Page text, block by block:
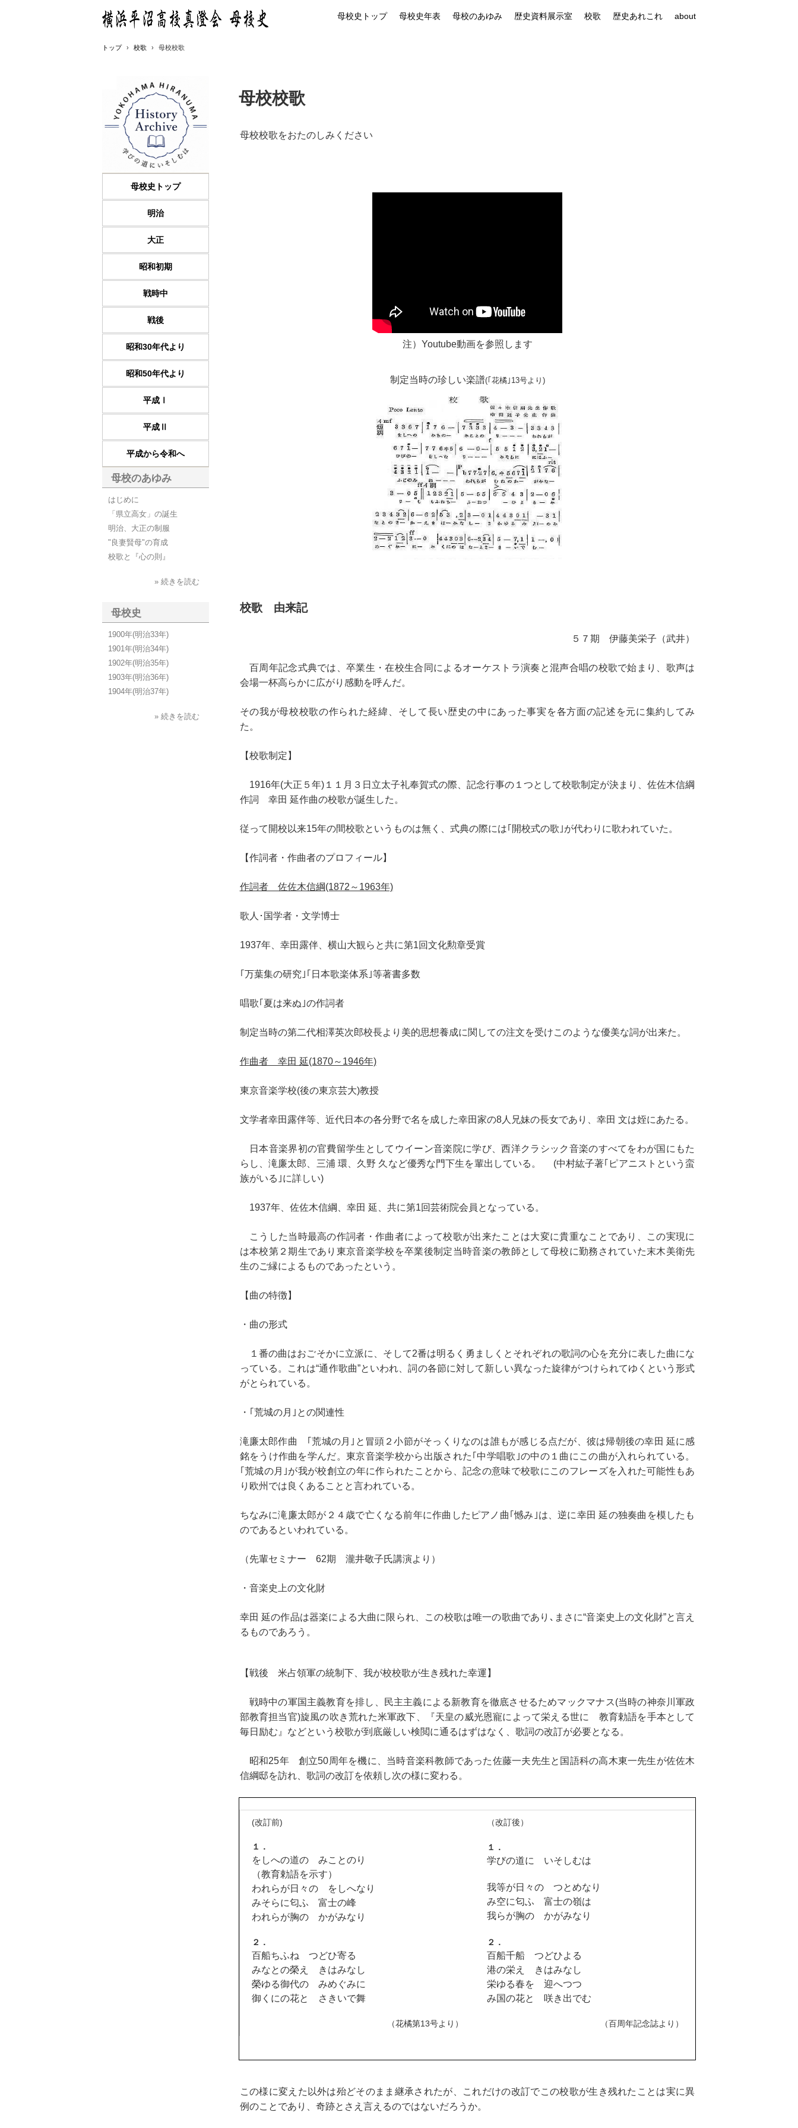
母校史トップ 母校史年表 母校のあゆみ 歴史資料展示室 校歌 歴史あれこれ about
トップ › 校歌 › 母校校歌
母校校歌
母校校歌をおたのしみください
注）Youtube動画を参照します
制定当時の珍しい楽譜(｢花橘｣ 13号より )
校歌 由来記
５７期 伊藤美栄子（武井）
百周年記念式典では、卒業生・在校生合同によるオーケストラ演奏と混声合唱の校歌で始まり、歌声は
会場一杯高らかに広がり感動を呼んだ。
その我が母校校歌の作られた経緯、そして長い歴史の中にあった事実を各方面の記述を元に集約してみ
た。
【校歌制定】
1916年(大正５年)１１月３日立太子礼奉賀式の際、記念行事の１つとして校歌制定が決まり、佐佐木信綱
作詞 幸田 延作曲の校歌が誕生した。
従って開校以来15年の間校歌というものは無く、式典の際には｢開校式の歌｣が代わりに歌われていた。
【作詞者・作曲者のプロフィール】
作詞者 佐佐木信綱(1872～1963年)
歌人･国学者・文学博士
1937年、幸田露伴、横山大観らと共に第1回文化勲章受賞
｢万葉集の研究｣｢日本歌楽体系｣等著書多数
唱歌｢夏は来ぬ｣の作詞者
制定当時の第二代相澤英次郎校長より美的思想養成に関しての注文を受けこのような優美な詞が出来た。
作曲者 幸田 延(1870～1946年)
東京音楽学校(後の東京芸大)教授
文学者幸田露伴等、近代日本の各分野で名を成した幸田家の8人兄妹の長女であり、幸田 文は姪にあたる。
日本音楽界初の官費留学生としてウイーン音楽院に学び、西洋クラシック音楽のすべてをわが国にもた
らし、滝廉太郎、三浦 環、久野 久など優秀な門下生を輩出している。 (中村紘子著｢ピアニストという蛮
族がいる｣に詳しい)
1937年、佐佐木信綱、幸田 延、共に第1回芸術院会員となっている。
こうした当時最高の作詞者・作曲者によって校歌が出来たことは大変に貴重なことであり、この実現に
は本校第２期生であり東京音楽学校を卒業後制定当時音楽の教師として母校に勤務されていた末木美衛先
生のご縁によるものであったという。
【曲の特徴】
・曲の形式
１番の曲はおごそかに立派に、そして2番は明るく勇ましくとそれぞれの歌詞の心を充分に表した曲にな
っている。これは“通作歌曲”といわれ、詞の各節に対して新しい異なった旋律がつけられてゆくという形式
がとられている。
・｢荒城の月｣との関連性
滝廉太郎作曲 ｢荒城の月｣と冒頭２小節がそっくりなのは誰もが感じる点だが、彼は帰朝後の幸田 延に感
銘をうけ作曲を学んだ。東京音楽学校から出版された｢中学唱歌｣の中の１曲にこの曲が入れられている。
｢荒城の月｣が我が校創立の年に作られたことから、記念の意味で校歌にこのフレーズを入れた可能性もあ
り欧州では良くあることと言われている。
ちなみに滝廉太郎が２４歳で亡くなる前年に作曲したピアノ曲｢憾み｣は、逆に幸田 延の独奏曲を模したも
のであるといわれている。
（先輩セミナー 62期 瀧井敬子氏講演より）
・音楽史上の文化財
幸田 延の作品は器楽による大曲に限られ、この校歌は唯一の歌曲であり､まさに“音楽史上の文化財”と言え
るものであろう。
【戦後 米占領軍の統制下、我が校校歌が生き残れた幸運】
戦時中の軍国主義教育を排し、民主主義による新教育を徹底させるためマックマナス(当時の神奈川軍政
部教育担当官)旋風の吹き荒れた米軍政下、『天皇の威光恩寵によって栄える世に 教育勅語を手本として
毎日励む』などという校歌が到底厳しい検閲に通るはずはなく、歌詞の改訂が必要となる。
昭和25年 創立50周年を機に、当時音楽科教師であった佐藤一夫先生と国語科の高木東一先生が佐佐木
信綱邸を訪れ、歌詞の改訂を依頼し次の様に変わる。
(改訂前) （改訂後）
１．
をしへの道の みことのり
（教育勅語を示す）
われらが日々の をしへなり
みそらに匂ふ 富士の峰
われらが胸の かがみなり
１．
学びの道に いそしむは
我等が日々の つとめなり
み空に匂ふ 富士の嶺は
我らが胸の かがみなり
２．
百船ちふね つどひ寄る
みなとの榮え きはみなし
榮ゆる御代の みめぐみに
御くにの花と さきいで舞
２．
百船千船 つどひよる
港の栄え きはみなし
栄ゆる春を 迎へつつ
み国の花と 咲き出でむ
（花橘第13号より） （百周年記念誌より）
この様に変えた以外は殆どそのまま継承されたが、これだけの改訂でこの校歌が生き残れたことは実に異
例のことであり、奇跡とさえ言えるのではないだろうか。
母校史トップ
明治
大正
昭和初期
戦時中
戦後
昭和30年代より
昭和50年代より
平成Ⅰ
平成Ⅱ
平成から令和へ
母校のあゆみ
はじめに
「県立高女」の誕生
明治、大正の制服
"良妻賢母"の育成
校歌と『心の則』
» 続きを読む
母校史
1900年(明治33年)
1901年(明治34年)
1902年(明治35年)
1903年(明治36年)
1904年(明治37年)
» 続きを読む